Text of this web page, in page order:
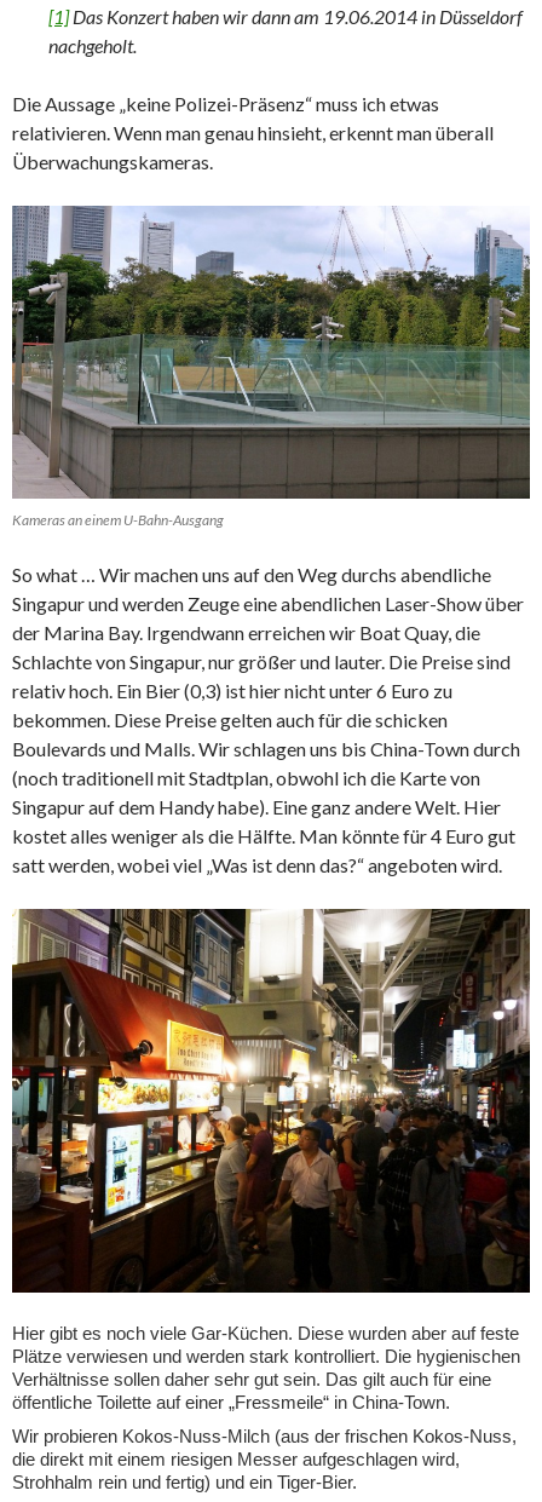
[1]Das Konzert haben wir dann am 19.06.2014 in Düsseldorf
nachgeholt.
Die Aussage „keine Polizei-Präsenz“ muss ich etwas
relativieren. Wenn man genau hinsieht, erkennt man überall
Überwachungskameras.
Kameras an einem U-Bahn-Ausgang
So what … Wir machen uns auf den Weg durchs abendliche
Singapur und werden Zeuge eine abendlichen Laser-Show über
der Marina Bay. Irgendwann erreichen wir Boat Quay, die
Schlachte von Singapur, nur größer und lauter. Die Preise sind
relativ hoch. Ein Bier (0,3) ist hier nicht unter 6 Euro zu
bekommen. Diese Preise gelten auch für die schicken
Boulevards und Malls. Wir schlagen uns bis China-Town durch
(noch traditionell mit Stadtplan, obwohl ich die Karte von
Singapur auf dem Handy habe). Eine ganz andere Welt. Hier
kostet alles weniger als die Hälfte. Man könnte für 4 Euro gut
satt werden, wobei viel „Was ist denn das?“ angeboten wird.
Hier gibt es noch viele Gar-Küchen. Diese wurden aber auf feste
Plätze verwiesen und werden stark kontrolliert. Die hygienischen
Verhältnisse sollen daher sehr gut sein. Das gilt auch für eine
öffentliche Toilette auf einer „Fressmeile“ in China-Town.
Wir probieren Kokos-Nuss-Milch (aus der frischen Kokos-Nuss,
die direkt mit einem riesigen Messer aufgeschlagen wird,
Strohhalm rein und fertig) und ein Tiger-Bier.